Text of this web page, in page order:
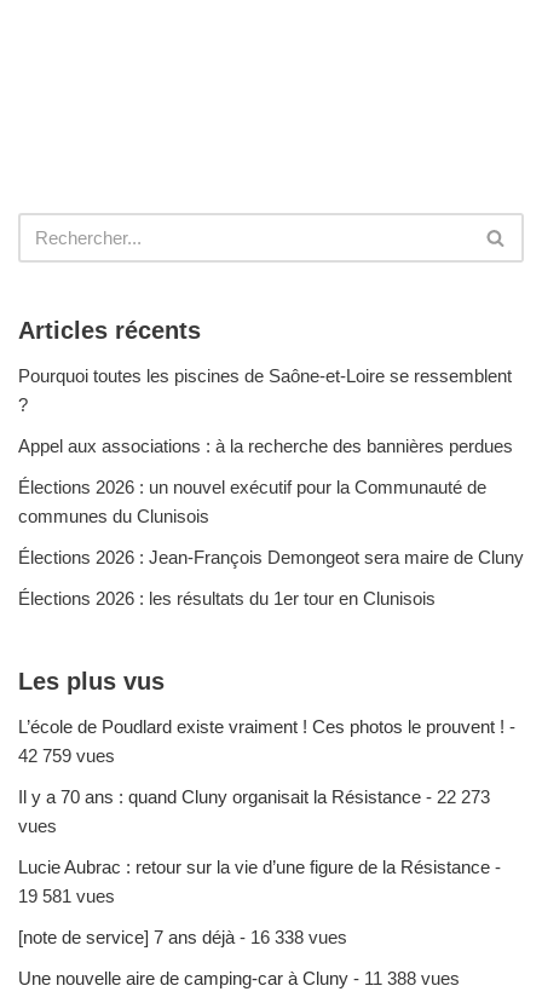
Articles récents
Pourquoi toutes les piscines de Saône-et-Loire se ressemblent
?
Appel aux associations : à la recherche des bannières perdues
Élections 2026 : un nouvel exécutif pour la Communauté de
communes du Clunisois
Élections 2026 : Jean-François Demongeot sera maire de Cluny
Élections 2026 : les résultats du 1er tour en Clunisois
Les plus vus
L’école de Poudlard existe vraiment ! Ces photos le prouvent ! -
42 759 vues
Il y a 70 ans : quand Cluny organisait la Résistance - 22 273
vues
Lucie Aubrac : retour sur la vie d’une figure de la Résistance -
19 581 vues
[note de service] 7 ans déjà - 16 338 vues
Une nouvelle aire de camping-car à Cluny - 11 388 vues